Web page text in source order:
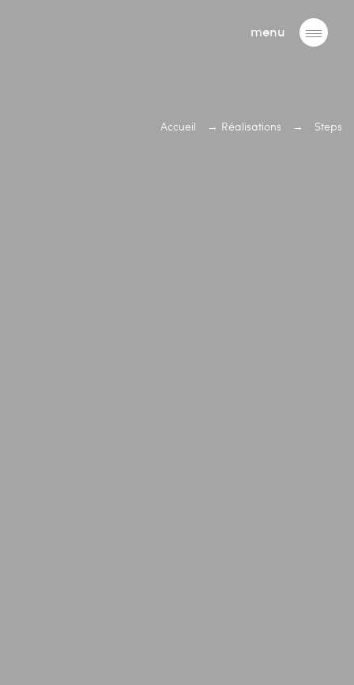
menu
Accueil → Réalisations → Steps